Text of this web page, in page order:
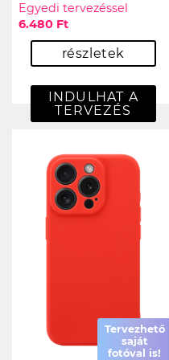
Egyedi tervezéssel
6.480 Ft
részletek
INDULHAT A
TERVEZÉS
Tervezhető
saját
fotóval is!